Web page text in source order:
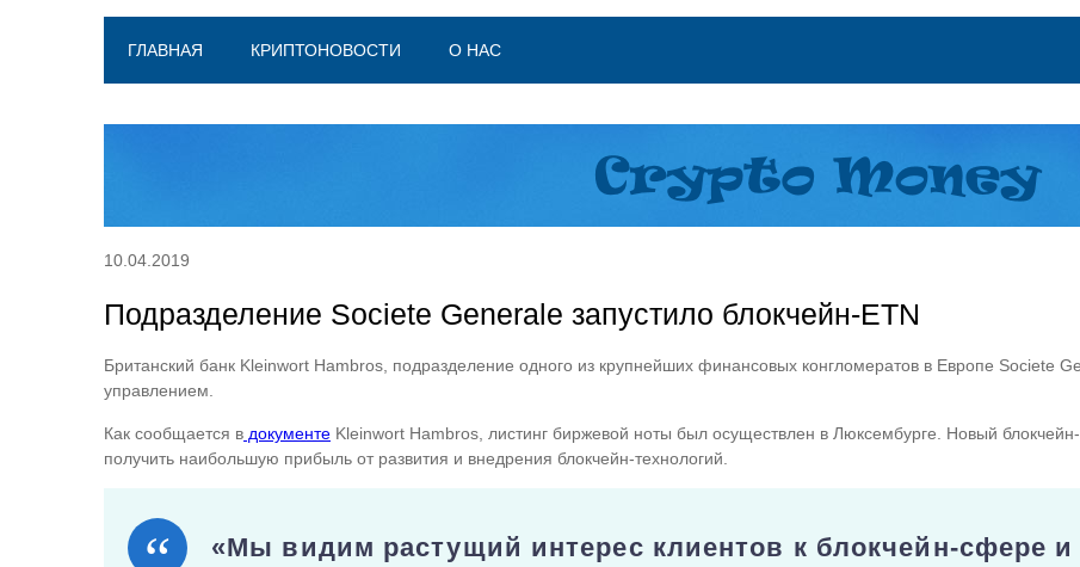
ГЛАВНАЯ КРИПТОНОВОСТИ О НАС
10.04.2019
Подразделение Societe Generale запустило блокчейн-ETN
Британский банк Kleinwort Hambros, подразделение одного из крупнейших финансовых конгломератов в Европе Societe
управлением.
Как сообщается в документе Kleinwort Hambros, листинг биржевой ноты был осуществлен в Люксембурге. Новый
получить наибольшую прибыль от развития и внедрения блокчейн-технологий.
«Мы видим растущий интерес клиентов к блокчейн-сфере